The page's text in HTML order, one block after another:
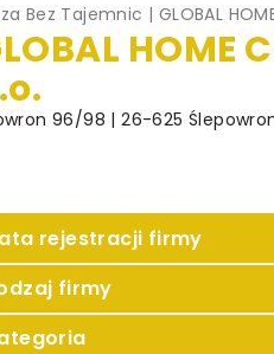
Bez Tajemnic | GLOBAL
HOME
96/98 | 26-625
rejestracji firmy
firmy